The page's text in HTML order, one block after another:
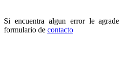
Si encuentra algun error le
formulario de contacto